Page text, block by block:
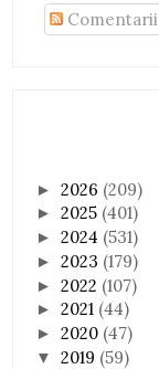
Comentarii
►2026 (209)
►2025 (401)
►2024 (531)
►2023 (179)
►2022 (107)
►2021 (44)
►2020 (47)
▼2019 (59)